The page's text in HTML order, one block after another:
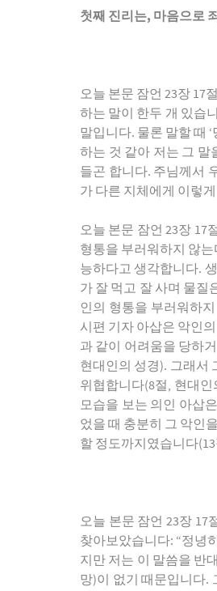
첫째 진리는, 마음으로
오늘 본문 잠언 23장 17
하는 말이 한두 개 있습
말입니다. 물론 말할 때
하는 것 같아 저는 그 말
들곤 합니다. 주님께서
가 다른 지체에게 이렇
오늘 본문 잠언 23장 17
형통을 부러워하지 않
능하다고 생각합니다.
가 잘 먹고 잘 사며 물질
인의 형통을 부러워하
시편 기자 아삽은 악인
과 같이 어려움을 당하
현대인의 성경). 그래서
위협합니다(8절, 현대
모습을 보는 의인 아삽
었을 때 충분히 그 악인
할 정도까지였습니다
오늘 본문 잠언 23장 17
찾아보았습니다: “정녕
지만 저는 이 말씀을 반
망)이 없기 때문입니다.